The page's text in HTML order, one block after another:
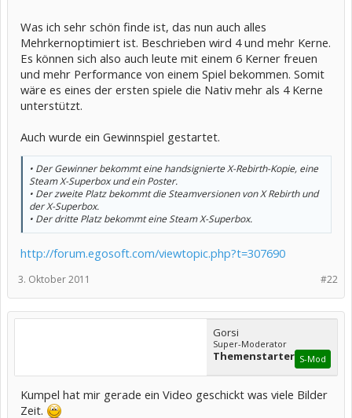
' - Erklärung, auf welche Weise X Rebirth Spieltiefe und
endlose Möglichkeiten zum Stations- und Schiffbau hinzufügt.
Was ich sehr schön finde ist, das nun auch alles
Mehrkernoptimiert ist. Beschrieben wird 4 und mehr Kerne.
Es können sich also auch leute mit einem 6 Kerner freuen
und mehr Performance von einem Spiel bekommen. Somit
wäre es eines der ersten spiele die Nativ mehr als 4 Kerne
unterstützt.
Auch wurde ein Gewinnspiel gestartet.
• Der Gewinner bekommt eine handsignierte X-Rebirth-Kopie, eine
Steam X-Superbox und ein Poster.
• Der zweite Platz bekommt die Steamversionen von X Rebirth und
der X-Superbox.
• Der dritte Platz bekommt eine Steam X-Superbox.
http://forum.egosoft.com/viewtopic.php?t=307690
#22
3. Oktober 2011
Gorsi
Super-Moderator
Themenstarter S-Mod
Kumpel hat mir gerade ein Video geschickt was viele Bilder
Zeit.